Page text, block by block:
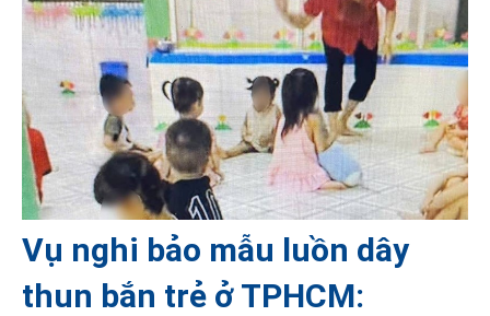
Vụ nghi bảo mẫu luồn dây
thun bắn trẻ ở TPHCM: